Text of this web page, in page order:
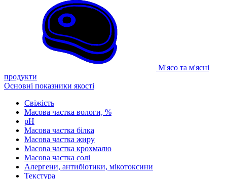
М'ясо та м'ясні
продукти
Основні показники якості
Свіжість
Масова частка вологи, %
рН
Масова частка білка
Масова частка жиру
Масова частка крохмалю
Масова частка солі
Алергени, антибіотики, мікотоксини
Текстура